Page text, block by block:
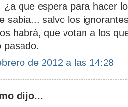
¿a que espera para hacer
sabia... salvo los
habrá, que votan a los
pasado.
de 2012 a las 14:28
dijo...